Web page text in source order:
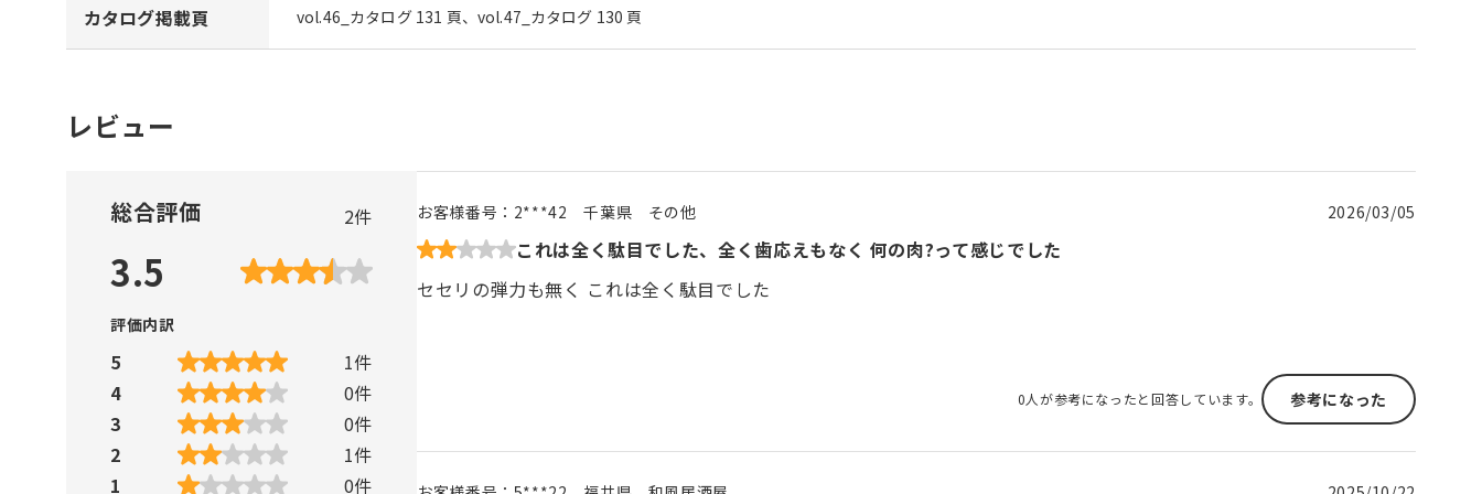
カタログ掲載頁 vol.46_カタログ 131 頁、vol.47_カタログ 130 頁
レビュー
総合評価 2件
3.5
評価内訳
5 1件
4
0件
3
0件
2
1件
1
0件
お客様番号： 2***42 千葉県 その他 2026/03/05
これは全く駄目でした、全く歯応えもなく 何の肉?って感じでした
セセリの弾力も無く これは全く駄目でした
0人が参考になったと回答しています。 参考になった